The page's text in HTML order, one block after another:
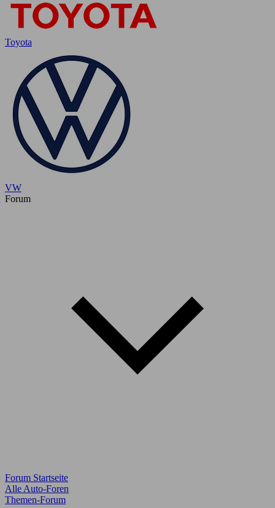
Toyota
VW
Forum
Forum Startseite
Alle Auto-Foren
Themen-Forum